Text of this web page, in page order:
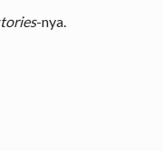
-nya.